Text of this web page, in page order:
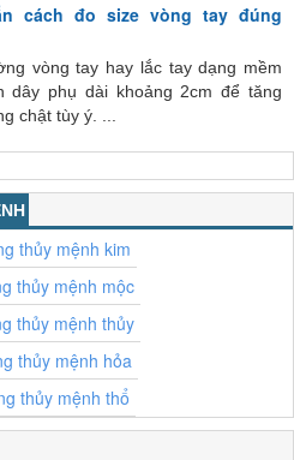
cách đo size vòng tay đúng
vòng tay hay lắc tay dạng mềm
dây phụ dài khoảng 2cm để tăng
chật tùy ý. ...